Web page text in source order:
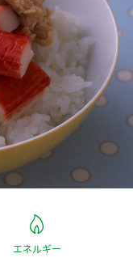
ぽん酢
鍋用調味料
中華エネルギー